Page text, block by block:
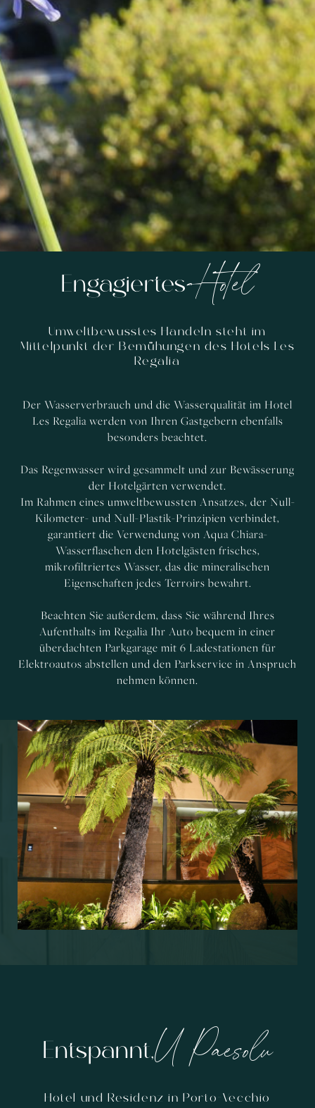
EngagiertesHotel
Umweltbewusstes Handeln steht im
Mittelpunkt der Bemühungen des Hotels Les
Regalia
Der Wasserverbrauch und die Wasserqualität im Hotel
Les Regalia werden von Ihren Gastgebern ebenfalls
besonders beachtet.
Das Regenwasser wird gesammelt und zur Bewässerung
der Hotelgärten verwendet.
Im Rahmen eines umweltbewussten Ansatzes, der Null-
Kilometer- und Null-Plastik-Prinzipien verbindet,
garantiert die Verwendung von Aqua Chiara-
Wasserflaschen den Hotelgästen frisches,
mikrofiltriertes Wasser, das die mineralischen
Eigenschaften jedes Terroirs bewahrt.
Beachten Sie außerdem, dass Sie während Ihres
Aufenthalts im Regalia Ihr Auto bequem in einer
überdachten Parkgarage mit 6 Ladestationen für
Elektroautos abstellen und den Parkservice in Anspruch
nehmen können.
Entspannt,U Paesolu
Hotel und Residenz in Porto-Vecchio